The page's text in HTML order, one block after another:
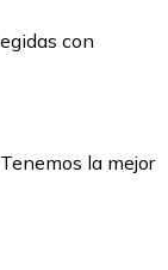
con
la mejor